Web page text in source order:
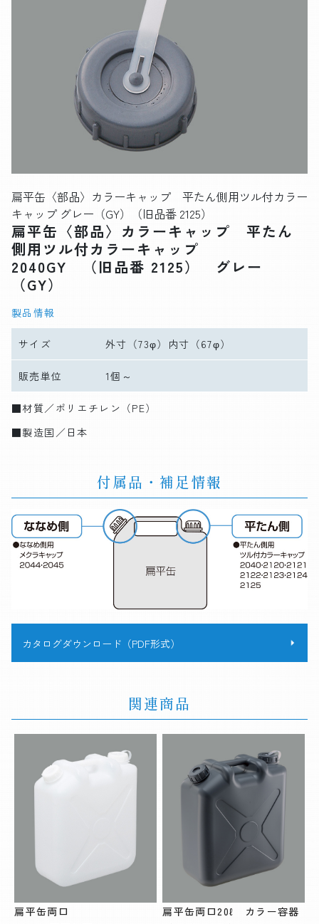
扁平缶〈部品〉カラーキャップ 平たん側用ツル付カラー
キャップ グレー（GY）（旧品番 2125）
扁平缶〈部品〉カラーキャップ 平たん
側用ツル付カラーキャップ
2040GY （旧品番 2125） グレー
（GY）
製品情報
サイズ 外寸（73φ）内寸（67φ）
販売単位 1個～
■材質／ポリエチレン（PE）
■製造国／日本
付属品・補足情報
カタログダウンロード（PDF形式）
関連商品
扁平缶両口
扁平缶両口20ℓ カラー容器